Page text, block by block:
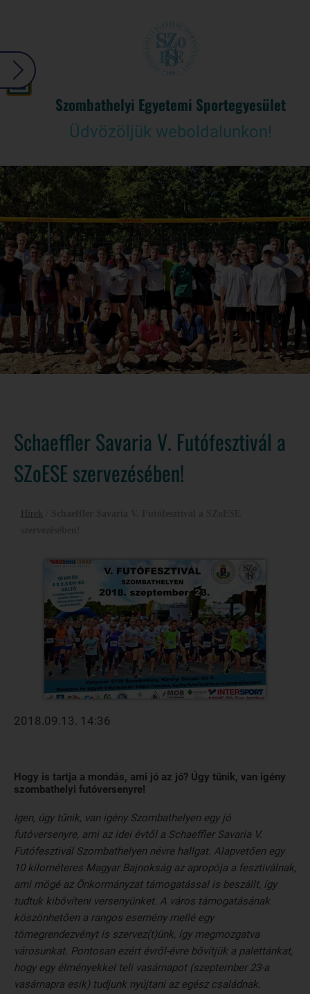
Szombathelyi Egyetemi Sportegyesület
Üdvözöljük weboldalunkon!
Schaeffler Savaria V. Futófesztivál a
SZoESE szervezésében!
Hírek
2018.09.13. 14:36
Hogy is tartja a mondás, ami jó az jó? Úgy tűnik, van igény
szombathelyi futóversenyre!
Igen, úgy tűnik, van igény Szombathelyen egy jó
futóversenyre, ami az idei évtől a Schaeffler Savaria V.
Futófesztivál Szombathelyen névre hallgat. Alapvetően egy
10 kilométeres Magyar Bajnokság az apropója a fesztiválnak,
ami mögé az Önkormányzat támogatással is beszállt, így
tudtuk kibővíteni versenyünket. A város támogatásának
köszönhetően a rangos esemény mellé egy
tömegrendezvényt is szervez(t)ünk, így megmozgatva
városunkat. Pontosan ezért évről-évre bővítjük a palettánkat,
hogy egy élményekkel teli vasárnapot (szeptember 23-a
vasárnapra esik) tudjunk nyújtani az egész családnak.